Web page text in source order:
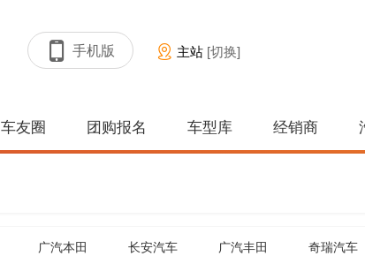
手机版 主站 [切换]
车友圈 团购报名 车型库 经销商
广汽本田 长安汽车 广汽丰田 奇瑞汽车